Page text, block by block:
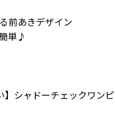
前あきデザイン
単♪
シャドーチェックワン